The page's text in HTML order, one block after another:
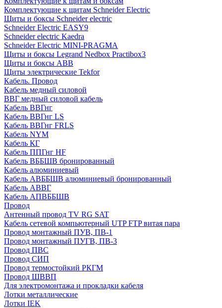
Комплектующие к щитам Schneider Electric
Щиты и боксы Schneider electric
Schneider Electric EASY9
Schneider electric Kaedra
Schneider Electric MINI-PRAGMA
Щиты и боксы Legrand Nedbox Practibox3
Щиты и боксы ABB
Щиты электрические Tekfor
Кабель. Провод
Кабель медный силовой
ВВГ медный силовой кабель
Кабель ВВГнг
Кабель ВВГнг LS
Кабель ВВГнг FRLS
Кабель NYM
Кабель КГ
Кабель ППГнг HF
Кабель ВББШВ бронированный
Кабель алюминиевый
Кабель АВББШВ алюминиевый бронированный
Кабель АВВГ
Кабель АПВББШВ
Провод
Антенный провод TV RG SAT
Кабель сетевой компьютерный UTP FTP витая пара
Провод монтажный ПУВ, ПВ-1
Провод монтажный ПУГВ, ПВ-3
Провод ПВС
Провод СИП
Провод термостойкий РКГМ
Провод ШВВП
Для электромонтажа и прокладки кабеля
Лотки металлические
Лотки IEK